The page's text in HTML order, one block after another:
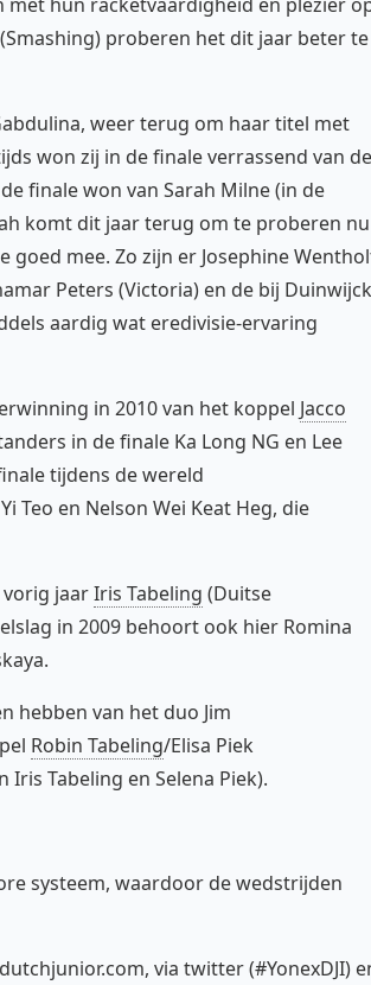
(Smashing) proberen het dit jaar beter te
weer terug om haar titel met
won zij in de finale verrassend van de
finale won van Sarah Milne (in de
komt dit jaar terug om te proberen nu
mee. Zo zijn er Josephine
Peters (Victoria) en de bij Duinwijck
aardig wat eredivisie-ervaring
in 2010 van het koppel Jacco
in de finale Ka Long NG en Lee
tijdens de wereld
Teo en Nelson Wei Keat Heg, die
jaarIris Tabeling (Duitse
in 2009 behoort ook hier Romina
hebben van het duo Jim
Robin Tabeling/Elisa Piek
Tabeling en Selena Piek).
systeem, waardoor de wedstrijden
via twitter (#YonexDJI)